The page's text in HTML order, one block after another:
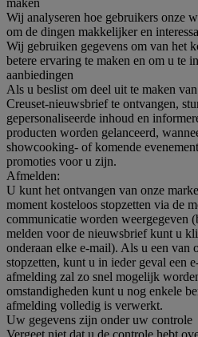
Wij analyseren hoe gebruikers onze
om de dingen makkelijker en
Wij gebruiken gegevens om van het
betere ervaring te maken en om u te
aanbiedingen
Als u beslist om deel uit te maken
Creuset-nieuwsbrief te ontvangen,
gepersonaliseerde inhoud en
producten worden gelanceerd,
showcooking- of komende
promoties voor u zijn.
Afmelden:
U kunt het ontvangen van onze
moment kosteloos stopzetten via de
communicatie worden weergegeven
melden voor de nieuwsbrief kunt u
onderaan elke e-mail). Als u een
stopzetten, kunt u in ieder geval een
afmelding zal zo snel mogelijk
omstandigheden kunt u nog enkele
afmelding volledig is verwerkt.
Uw gegevens zijn onder uw controle
Vergeet niet dat u de controle hebt